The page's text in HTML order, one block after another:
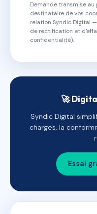
Demande transmise
destinataire de vos
relation Syndic Digital
de rectification et
confidentialité).
🚀
Syndic Digital
charges, la
Essai